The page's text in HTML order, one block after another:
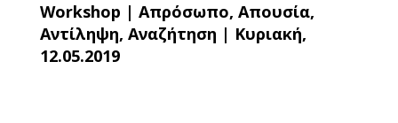
Workshop | Απρόσωπο, Απουσία,
Αντίληψη, Αναζήτηση | Κυριακή,
12.05.2019